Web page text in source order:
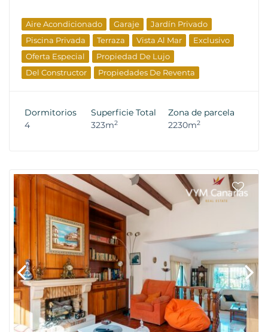
Aire Acondicionado Garaje
Jardín Privado
Piscina Privada
Terraza Vista Al Mar
Exclusivo
Oferta Especial
Propiedad De Lujo
Del Constructor
Propiedades De Reventa
Dormitorios
4
Superficie Total
323m2
Zona de parcela
2230m2